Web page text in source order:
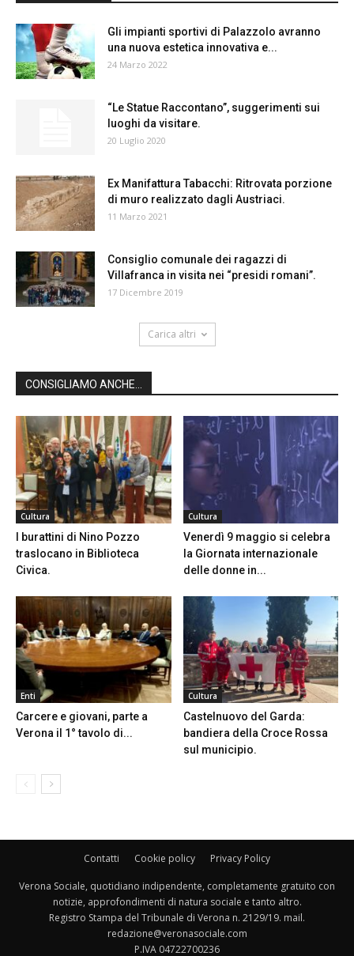
Gli impianti sportivi di Palazzolo avranno
una nuova estetica innovativa e...
24 Marzo 2022
“Le Statue Raccontano”, suggerimenti sui
luoghi da visitare.
20 Luglio 2020
Ex Manifattura Tabacchi: Ritrovata porzione
di muro realizzato dagli Austriaci.
11 Marzo 2021
Consiglio comunale dei ragazzi di
Villafranca in visita nei “presidi romani”.
17 Dicembre 2019
Carica altri
CONSIGLIAMO ANCHE...
Cultura
I burattini di Nino Pozzo
traslocano in Biblioteca
Civica.
Cultura
Venerdì 9 maggio si celebra
la Giornata internazionale
delle donne in...
Enti
Carcere e giovani, parte a
Verona il 1° tavolo di...
Cultura
Castelnuovo del Garda:
bandiera della Croce Rossa
sul municipio.
Contatti Cookie policy Privacy Policy
Verona Sociale, quotidiano indipendente, completamente gratuito con
notizie, approfondimenti di natura sociale e tanto altro.
Registro Stampa del Tribunale di Verona n. 2129/19. mail.
redazione@veronasociale.com
P.IVA 04722700236